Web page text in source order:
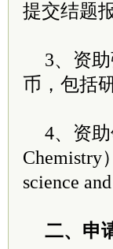
提交结题
3、资
币，包括
4、资
Chemistry
science
二、申